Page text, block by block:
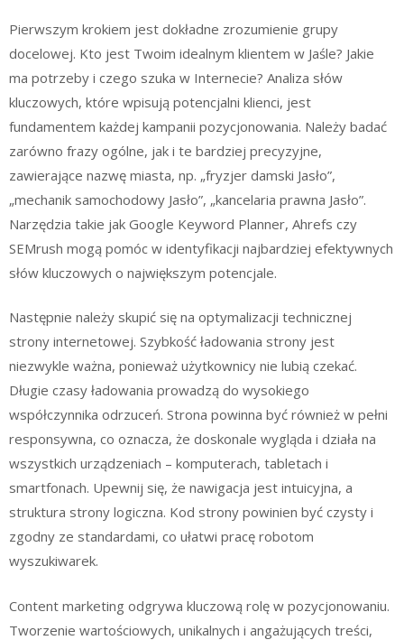
Pierwszym krokiem jest dokładne zrozumienie grupy
docelowej. Kto jest Twoim idealnym klientem w Jaśle? Jakie
ma potrzeby i czego szuka w Internecie? Analiza słów
kluczowych, które wpisują potencjalni klienci, jest
fundamentem każdej kampanii pozycjonowania. Należy badać
zarówno frazy ogólne, jak i te bardziej precyzyjne,
zawierające nazwę miasta, np. „fryzjer damski Jasło”,
„mechanik samochodowy Jasło”, „kancelaria prawna Jasło”.
Narzędzia takie jak Google Keyword Planner, Ahrefs czy
SEMrush mogą pomóc w identyfikacji najbardziej efektywnych
słów kluczowych o największym potencjale.
Następnie należy skupić się na optymalizacji technicznej
strony internetowej. Szybkość ładowania strony jest
niezwykle ważna, ponieważ użytkownicy nie lubią czekać.
Długie czasy ładowania prowadzą do wysokiego
współczynnika odrzuceń. Strona powinna być również w pełni
responsywna, co oznacza, że doskonale wygląda i działa na
wszystkich urządzeniach – komputerach, tabletach i
smartfonach. Upewnij się, że nawigacja jest intuicyjna, a
struktura strony logiczna. Kod strony powinien być czysty i
zgodny ze standardami, co ułatwi pracę robotom
wyszukiwarek.
Content marketing odgrywa kluczową rolę w pozycjonowaniu.
Tworzenie wartościowych, unikalnych i angażujących treści,